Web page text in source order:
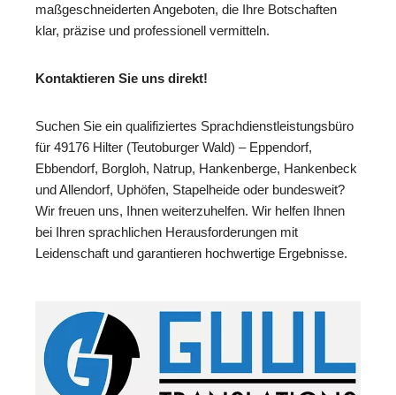
maßgeschneiderten Angeboten, die Ihre Botschaften
klar, präzise und professionell vermitteln.
Kontaktieren Sie uns direkt!
Suchen Sie ein qualifiziertes Sprachdienstleistungsbüro
für 49176 Hilter (Teutoburger Wald) – Eppendorf,
Ebbendorf, Borgloh, Natrup, Hankenberge, Hankenbeck
und Allendorf, Uphöfen, Stapelheide oder bundesweit?
Wir freuen uns, Ihnen weiterzuhelfen. Wir helfen Ihnen
bei Ihren sprachlichen Herausforderungen mit
Leidenschaft und garantieren hochwertige Ergebnisse.